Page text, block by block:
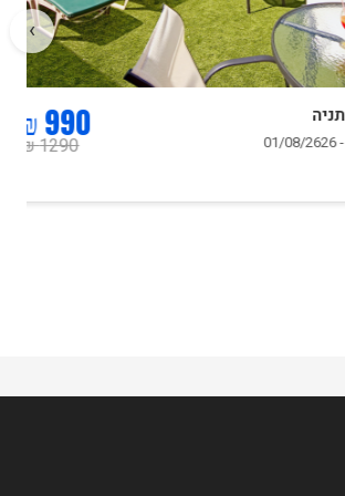
1290 ₪
990 ₪
›